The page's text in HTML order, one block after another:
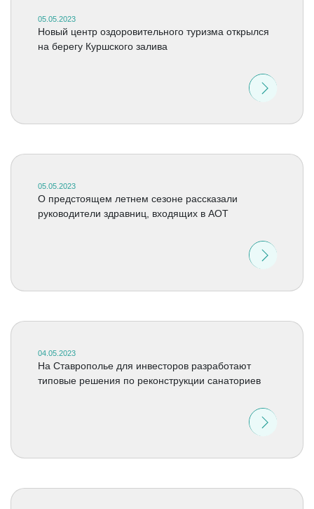
05.05.2023
Новый центр оздоровительного туризма открылся
на берегу Куршского залива
05.05.2023
О предстоящем летнем сезоне рассказали
руководители здравниц, входящих в АОТ
04.05.2023
На Ставрополье для инвесторов разработают
типовые решения по реконструкции санаториев